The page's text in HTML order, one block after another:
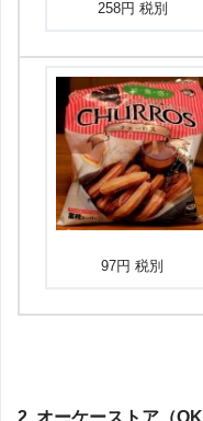
258円 税別
97円 税別
2. オーケーストア（OK